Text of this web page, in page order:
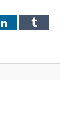
LinkedInTumblr